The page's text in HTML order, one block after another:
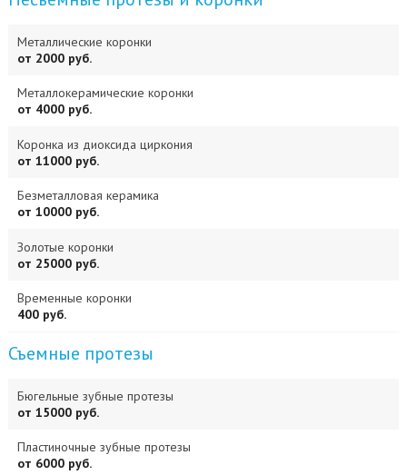
Металлические коронки
от 2000 руб.
Металлокерамические коронки
от 4000 руб.
Коронка из диоксида циркония
от 11000 руб.
Безметалловая керамика
от 10000 руб.
Золотые коронки
от 25000 руб.
Временные коронки
400 руб.
Съемные протезы
Бюгельные зубные протезы
от 15000 руб.
Пластиночные зубные протезы
от 6000 руб.